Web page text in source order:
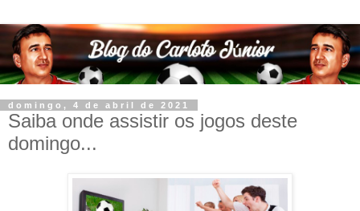
domingo, 4 de abril de 2021
Saiba onde assistir os jogos deste
domingo...